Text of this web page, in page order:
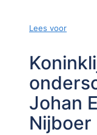
Lees voor
Johan
Nijboer